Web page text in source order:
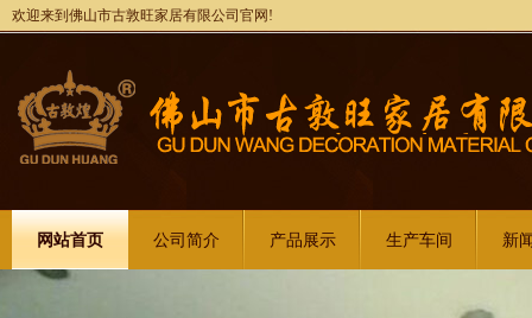
欢迎来到佛山市古敦旺家居有限公司官网!
网站首页 公司简介 产品展示 生产车间 新